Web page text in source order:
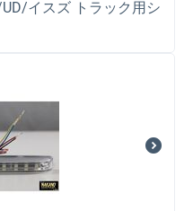
イスズ トラック用シ